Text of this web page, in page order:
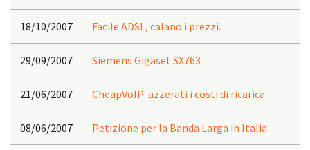
18/10/2007 Facile ADSL, calano i prezzi.
29/09/2007 Siemens Gigaset SX763
21/06/2007 CheapVoIP: azzerati i costi di ricarica
08/06/2007 Petizione per la Banda Larga in Italia